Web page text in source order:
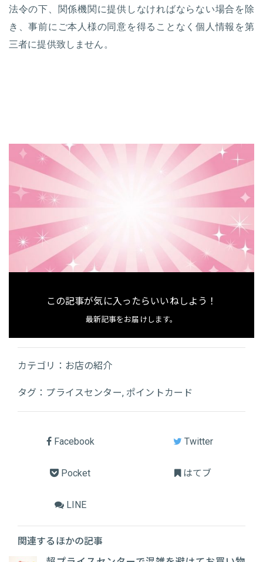
法令の下、関係機関に提供しなければならない場合を除
き、事前にご本人様の同意を得ることなく個人情報を第
三者に提供致しません。
この記事が気に入ったらいいねしよう！
最新記事をお届けします。
カテゴリ： お店の紹介
タグ： プライスセンター, ポイントカード
Facebook Twitter
Pocket はてブ
LINE
関連するほかの記事